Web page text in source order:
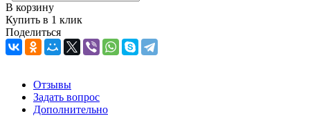
В корзину
Купить в 1 клик
Поделиться
Отзывы
Задать вопрос
Дополнительно